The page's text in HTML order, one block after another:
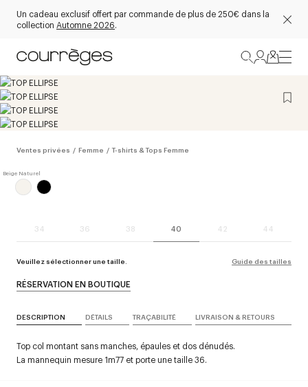
Un cadeau exclusif offert par commande de plus de 250€ dans la
collection Automne 2026.
Ventes privées / Femme / T-shirts & Tops Femme
34 36 38 40 42 44
Veuillez sélectionner une taille. Guide des tailles
RÉSERVATION EN BOUTIQUE
DESCRIPTION DÉTAILS TRAÇABILITÉ LIVRAISON & RETOURS
Top col montant sans manches, épaules et dos dénudés.
La mannequin mesure 1m77 et porte une taille 36.